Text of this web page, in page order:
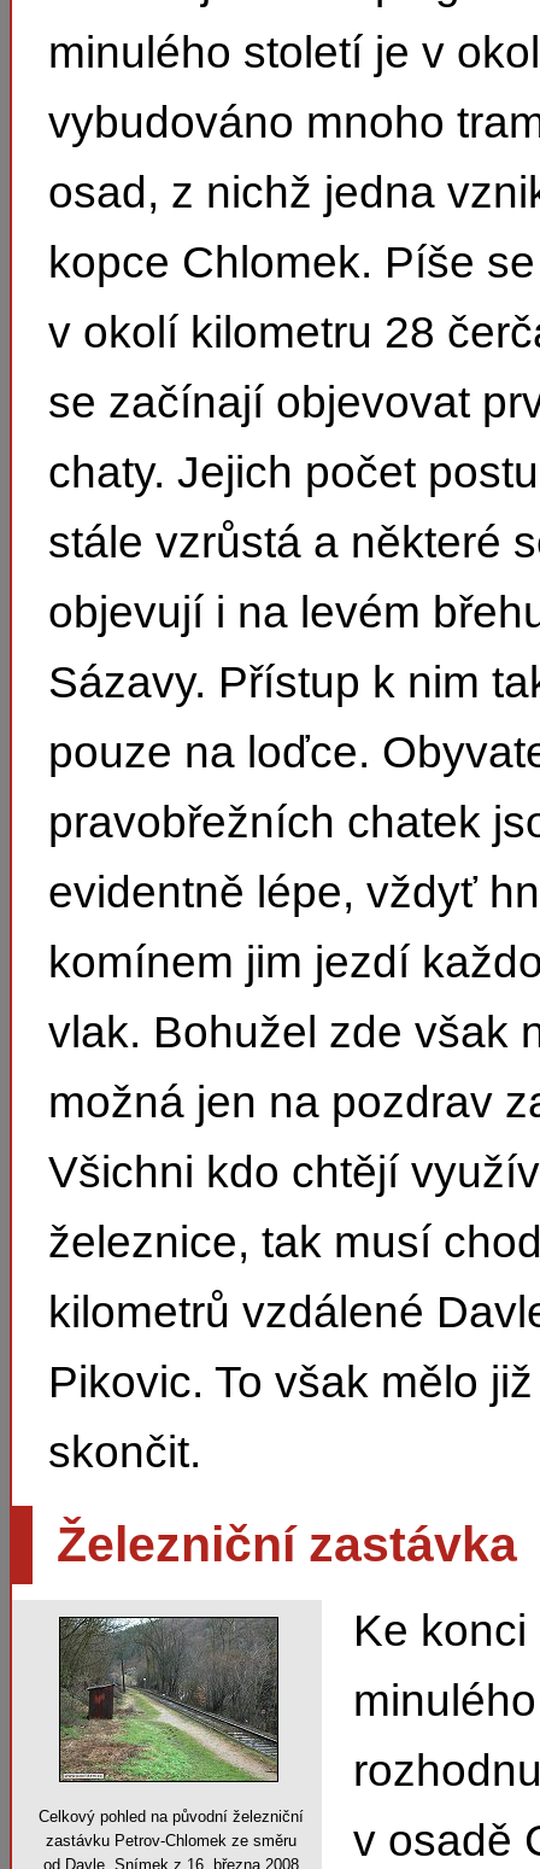
minulého století je v
vybudováno mnoho
osad, z nichž jedna
kopce Chlomek. Píše
v okolí kilometru 28
se začínají objevovat
chaty. Jejich počet
stále vzrůstá a některé
objevují i na levém
Sázavy. Přístup k nim
pouze na loďce.
pravobřežních chatek
evidentně lépe, vždyť
komínem jim jezdí
vlak. Bohužel zde však
možná jen na pozdrav
Všichni kdo chtějí
železnice, tak musí
kilometrů vzdálené
Pikovic. To však mělo
skončit.
Železniční zastávka
Celkový pohled na původní železniční
zastávku Petrov-Chlomek ze směru
od Davle. Snímek z 16. března 2008
Ke konci
v osadě